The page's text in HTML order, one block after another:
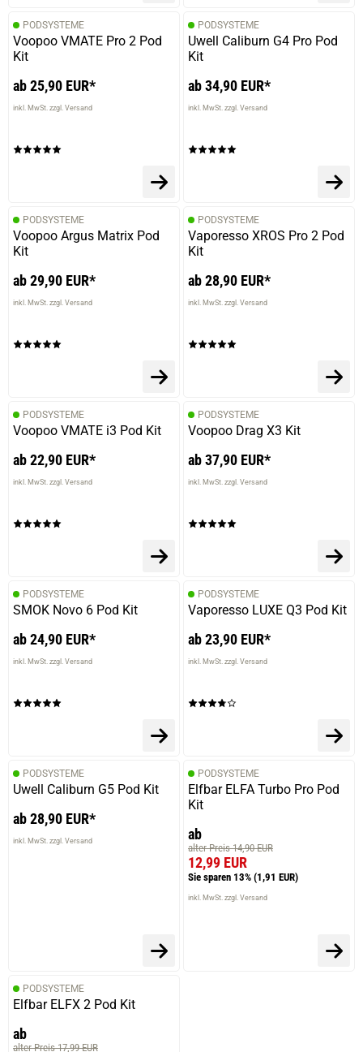
PODSYSTEME
Voopoo VMATE Pro 2 Pod
Kit
ab 25,90 EUR*
inkl. MwSt. zzgl. Versand
PODSYSTEME
Uwell Caliburn G4 Pro Pod
Kit
ab 34,90 EUR*
inkl. MwSt. zzgl. Versand
PODSYSTEME
Voopoo Argus Matrix Pod
Kit
ab 29,90 EUR*
inkl. MwSt. zzgl. Versand
PODSYSTEME
Vaporesso XROS Pro 2 Pod
Kit
ab 28,90 EUR*
inkl. MwSt. zzgl. Versand
PODSYSTEME
Voopoo VMATE i3 Pod Kit
ab 22,90 EUR*
inkl. MwSt. zzgl. Versand
PODSYSTEME
Voopoo Drag X3 Kit
ab 37,90 EUR*
inkl. MwSt. zzgl. Versand
PODSYSTEME
SMOK Novo 6 Pod Kit
ab 24,90 EUR*
inkl. MwSt. zzgl. Versand
PODSYSTEME
Vaporesso LUXE Q3 Pod Kit
ab 23,90 EUR*
inkl. MwSt. zzgl. Versand
PODSYSTEME
Uwell Caliburn G5 Pod Kit
ab 28,90 EUR*
inkl. MwSt. zzgl. Versand
PODSYSTEME
Elfbar ELFA Turbo Pro Pod
Kit
ab
alter Preis 14,90 EUR
12,99 EUR
Sie sparen 13% (1,91 EUR)
inkl. MwSt. zzgl. Versand
PODSYSTEME
Elfbar ELFX 2 Pod Kit
ab
alter Preis 17,99 EUR